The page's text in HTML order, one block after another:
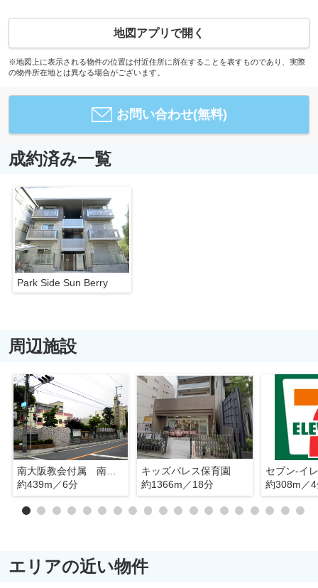
地図アプリで開く
※地図上に表示される物件の位置は付近住所に所在することを表すものであり、実際
の物件所在地とは異なる場合がございます。
お問い合わせ(無料)
成約済み一覧
Park Side Sun Berry
周辺施設
南大阪教会付属 南大阪幼稚園
約439m／6分
キッズパレス保育園
約1366m／18分
約308m／
エリアの近い物件